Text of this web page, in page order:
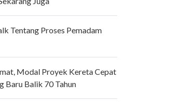
Tentang Proses Pemadam
Modal Proyek Kereta Cepat
Baru Balik 70 Tahun